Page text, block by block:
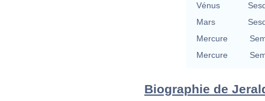
Vénus
Mars
Mercure
Mercure
Biographie de